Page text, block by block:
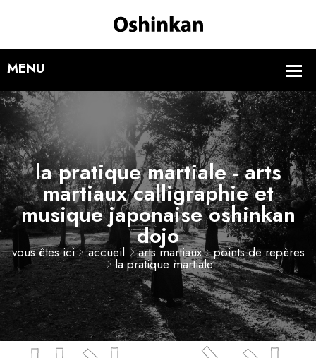
la pratique martiale - arts
martiaux calligraphie et
musique japonaise oshinkan
dojo
vous êtes ici accueil arts martiaux points de repères
la pratique martiale